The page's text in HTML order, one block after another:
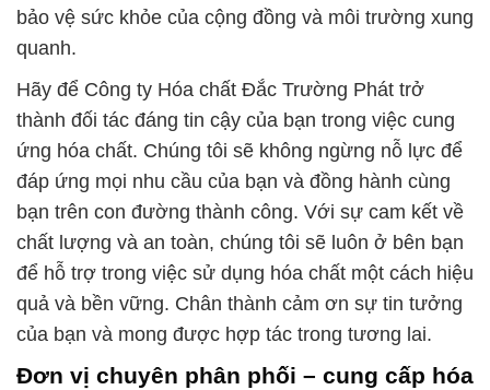
bảo vệ sức khỏe của cộng đồng và môi trường xung
quanh.
Hãy để Công ty Hóa chất Đắc Trường Phát trở
thành đối tác đáng tin cậy của bạn trong việc cung
ứng hóa chất. Chúng tôi sẽ không ngừng nỗ lực để
đáp ứng mọi nhu cầu của bạn và đồng hành cùng
bạn trên con đường thành công. Với sự cam kết về
chất lượng và an toàn, chúng tôi sẽ luôn ở bên bạn
để hỗ trợ trong việc sử dụng hóa chất một cách hiệu
quả và bền vững. Chân thành cảm ơn sự tin tưởng
của bạn và mong được hợp tác trong tương lai.
Đơn vị chuyên phân phối – cung cấp hóa